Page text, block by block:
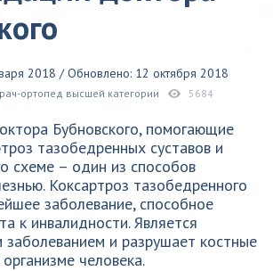
2018 / Обновлено: 12 октября 2018
ортопед высшей категории 5684
Бубновского, помогающие
тазобедренных суставов и
схеме – один из способов
Коксартроз тазобедренного
заболевание, способное
к инвалидности. Является
и разрушает костные
человека.